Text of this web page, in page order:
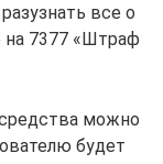
все о
на 7377 «Штраф
можно
будет